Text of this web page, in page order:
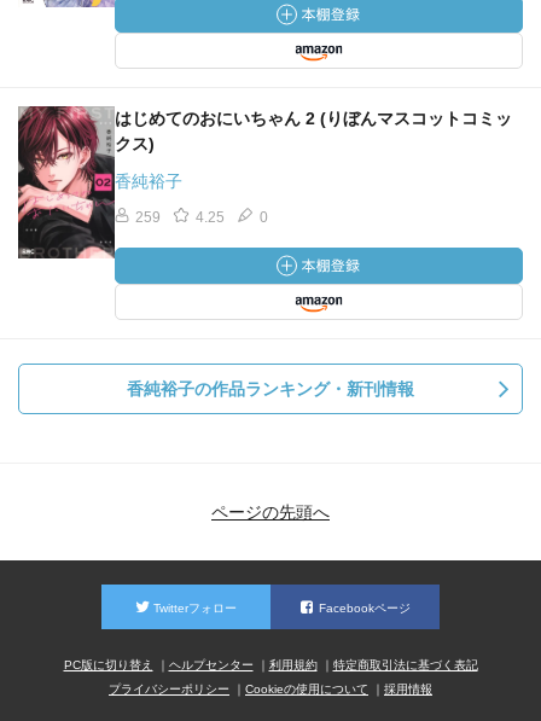
はじめてのおにいちゃん 2 (りぼんマスコットコミッ
クス)
香純裕子
259 4.25 0
香純裕子の作品ランキング・新刊情報
ページの先頭へ
Twitterフォロー Facebookページ
PC版に切り替え ヘルプセンター 利用規約
特定商取引法に基づく表記
プライバシーポリシー
Cookieの使用について 採用情報